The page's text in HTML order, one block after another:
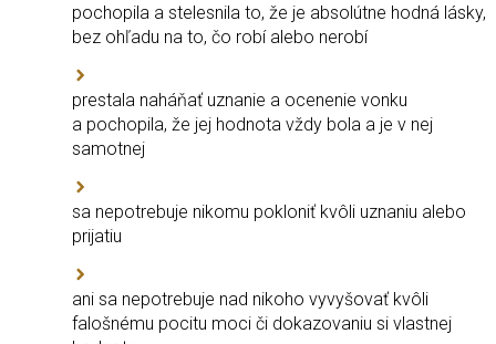
pochopila a stelesnila to, že je absolútne hodná lásky,
bez ohľadu na to, čo robí alebo nerobí
prestala naháňať uznanie a ocenenie vonku
a pochopila, že jej hodnota vždy bola a je v nej
samotnej
sa nepotrebuje nikomu pokloniť kvôli uznaniu alebo
prijatiu
ani sa nepotrebuje nad nikoho vyvyšovať kvôli
falošnému pocitu moci či dokazovaniu si vlastnej